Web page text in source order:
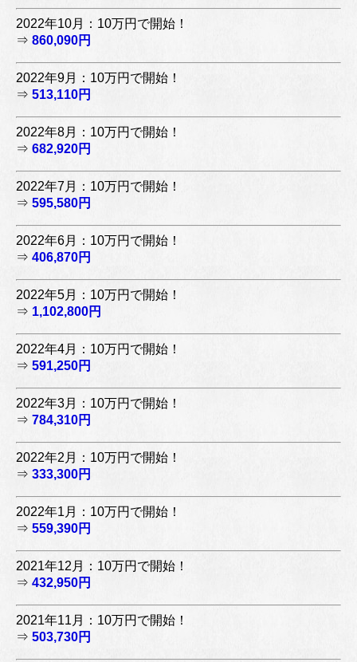
2022年10月：10万円で開始！
⇒ 860,090円
2022年9月：10万円で開始！
⇒ 513,110円
2022年8月：10万円で開始！
⇒ 682,920円
2022年7月：10万円で開始！
⇒ 595,580円
2022年6月：10万円で開始！
⇒ 406,870円
2022年5月：10万円で開始！
⇒ 1,102,800円
2022年4月：10万円で開始！
⇒ 591,250円
2022年3月：10万円で開始！
⇒ 784,310円
2022年2月：10万円で開始！
⇒ 333,300円
2022年1月：10万円で開始！
⇒ 559,390円
2021年12月：10万円で開始！
⇒ 432,950円
2021年11月：10万円で開始！
⇒ 503,730円